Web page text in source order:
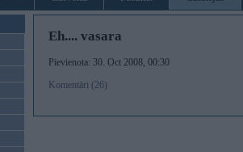
Eh.... vasara
Pievienota: 30. Oct 2008, 00:30
Komentāri (26)